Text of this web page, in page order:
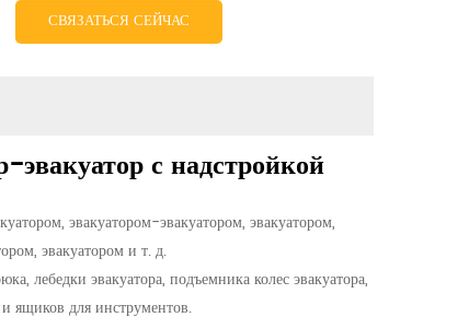
СВЯЗАТЬСЯ СЕЙЧАС
с надстройкой
эвакуатором-эвакуатором, эвакуатором,
эвакуатором и т. д.
лебедки эвакуатора, подъемника колес эвакуатора,
ящиков для инструментов.